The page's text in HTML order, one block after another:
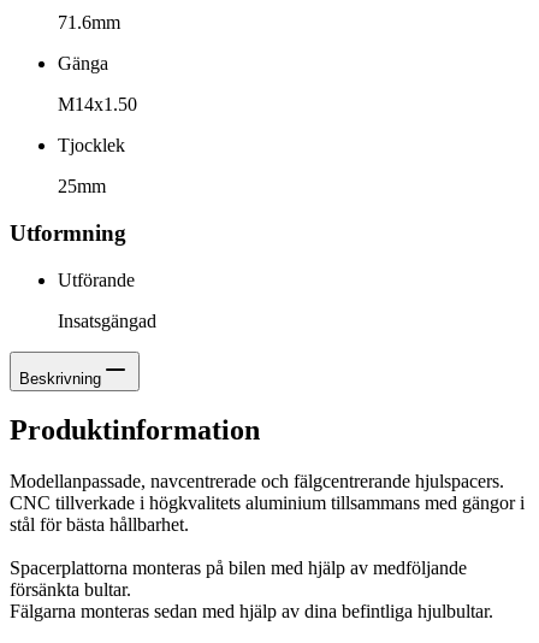
71.6mm
Gänga
M14x1.50
Tjocklek
25mm
Utformning
Utförande
Insatsgängad
Beskrivning
Produktinformation
Modellanpassade, navcentrerade och fälgcentrerande hjulspacers.
CNC tillverkade i högkvalitets aluminium tillsammans med gängor i
stål för bästa hållbarhet.
Spacerplattorna monteras på bilen med hjälp av medföljande
försänkta bultar.
Fälgarna monteras sedan med hjälp av dina befintliga hjulbultar.